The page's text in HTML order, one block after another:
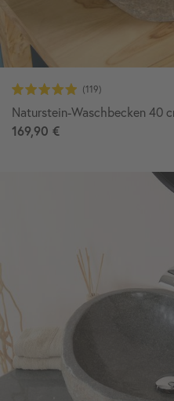
Naturstein-Waschbecken 40
169,90 €